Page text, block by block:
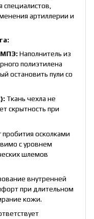
артиллерии и
Наполнитель из
полиэтилена
остановить пули со
Ткань чехла не
скрытность при
пробития осколками
с уровнем
шлемов
внутренней
при длительном
кожи.